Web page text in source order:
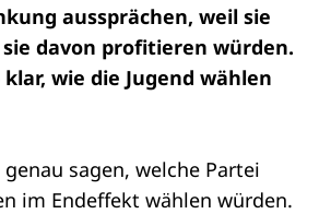
aussprächen, weil sie
sie davon profitieren würden.
wie die Jugend wählen
sagen, welche Partei
im Endeffekt wählen würden.